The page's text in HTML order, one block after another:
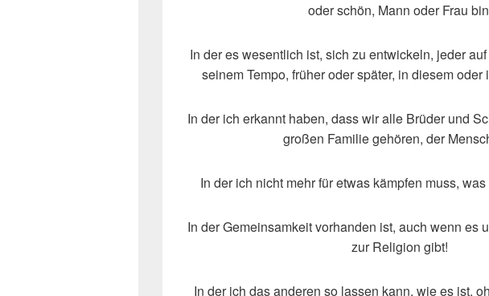
oder schön, Mann oder Frau
In der es wesentlich ist, sich zu entwickeln, jeder
seinem Tempo, früher oder später, in diesem oder
In der ich erkannt haben, dass wir alle Brüder und
großen Familie gehören, der
In der ich nicht mehr für etwas kämpfen muss,
In der Gemeinsamkeit vorhanden ist, auch wenn es
zur Religion gibt!
In der ich das anderen so lassen kann, wie es ist,